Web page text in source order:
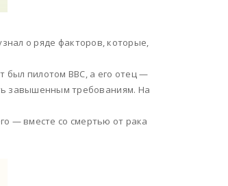
о ряде факторов, которые,
был пилотом ВВС, а его отец —
завышенным требованиям. На
— вместе со смертью от рака